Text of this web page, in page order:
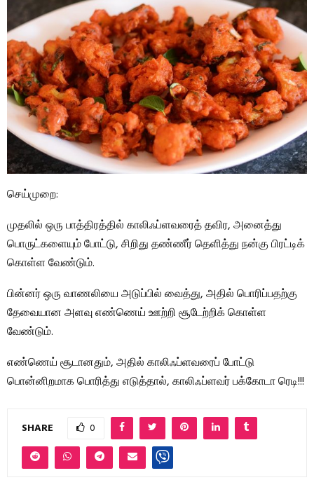
செய்முறை:
முதலில் ஒரு பாத்திரத்தில் காலிஃப்ளவரைத் தவிர, அனைத்து
பொருட்களையும் போட்டு, சிறிது தண்ணீர் தெளித்து நன்கு பிரட்டிக்
கொள்ள வேண்டும்.
பின்னர் ஒரு வாணலியை அடுப்பில் வைத்து, அதில் பொரிப்பதற்கு
தேவையான அளவு எண்ணெய் ஊற்றி சூடேற்றிக் கொள்ள
வேண்டும்.
எண்ணெய் சூடானதும், அதில் காலிஃப்ளவரைப் போட்டு
பொன்னிறமாக பொரித்து எடுத்தால், காலிஃப்ளவர் பக்கோடா ரெடி!!!
SHARE 0